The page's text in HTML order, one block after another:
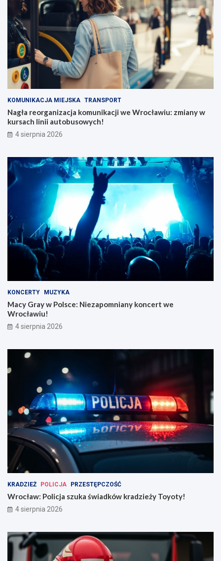
KOMUNIKACJA MIEJSKA TRANSPORT
Nagła reorganizacja komunikacji we Wrocławiu: zmiany w
kursach linii autobusowych!
4 sierpnia 2026
KONCERTY MUZYKA
Macy Gray w Polsce: Niezapomniany koncert we
Wrocławiu!
4 sierpnia 2026
KRADZIEŻ POLICJA PRZESTĘPCZOŚĆ
Wrocław: Policja szuka świadków kradzieży Toyoty!
4 sierpnia 2026